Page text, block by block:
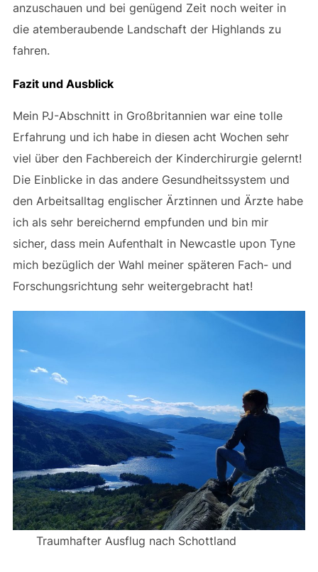
anzuschauen und bei genügend Zeit noch weiter in
die atemberaubende Landschaft der Highlands zu
fahren.
Fazit und Ausblick
Mein PJ-Abschnitt in Großbritannien war eine tolle
Erfahrung und ich habe in diesen acht Wochen sehr
viel über den Fachbereich der Kinderchirurgie gelernt!
Die Einblicke in das andere Gesundheitssystem und
den Arbeitsalltag englischer Ärztinnen und Ärzte habe
ich als sehr bereichernd empfunden und bin mir
sicher, dass mein Aufenthalt in Newcastle upon Tyne
mich bezüglich der Wahl meiner späteren Fach- und
Forschungsrichtung sehr weitergebracht hat!
Traumhafter Ausflug nach Schottland